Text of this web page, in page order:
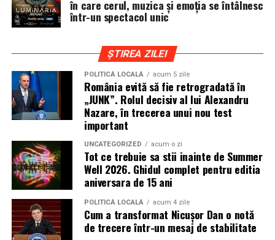
Din acest motiv, tipul de anvelopa ales devine extrem de
important. Anvelopele care ofera aderenta constanta,
stabilitate si un aspect echilibrat sunt preferate de cei
care nu doresc sa transforme masina intr-un obiect
static. In acest sens, alegerea unoranvelope all season
175 65 r14 poate fi potrivita pentru multe proiecte
prezente la evenimentele locale, in special pentru
masinile compacte sau clasice.
Pozitia masinii si rolul anvelopelor
La un show auto, pozitia masinii este analizata atent.
Cat de jos sta masina, cum se aliniaza roata cu aripa si ce
impact vizual are ansamblul sunt detalii care pot face
diferenta intre un proiect obisnuit si unul remarcabil.
în care cerul, muzica și emoția se întâlnesc
într-un spectacol unic
ȘTIREA ZILEI
POLITICĂ LOCALĂ acum 5 zile
România evită să fie retrogradată în
„JUNK”. Rolul decisiv al lui Alexandru
Nazare, în trecerea unui nou test
important
UNCATEGORIZED acum o zi
Tot ce trebuie sa stii inainte de Summer
Well 2026. Ghidul complet pentru editia
aniversara de 15 ani
POLITICĂ LOCALĂ acum 4 zile
Cum a transformat Nicușor Dan o notă
de trecere într-un mesaj de stabilitate